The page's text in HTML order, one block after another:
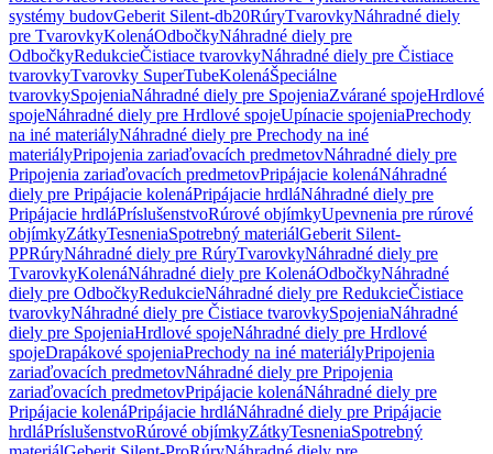
systémy budovGeberit Silent-db20RúryTvarovkyNáhradné diely
pre TvarovkyKolenáOdbočkyNáhradné diely pre
OdbočkyRedukcieČistiace tvarovkyNáhradné diely pre Čistiace
tvarovkyTvarovky SuperTubeKolenáŠpeciálne
tvarovkySpojeniaNáhradné diely pre SpojeniaZvárané spojeHrdlové
spojeNáhradné diely pre Hrdlové spojeUpínacie spojeniaPrechody
na iné materiályNáhradné diely pre Prechody na iné
materiályPripojenia zariaďovacích predmetovNáhradné diely pre
Pripojenia zariaďovacích predmetovPripájacie kolenáNáhradné
diely pre Pripájacie kolenáPripájacie hrdláNáhradné diely pre
Pripájacie hrdláPríslušenstvoRúrové objímkyUpevnenia pre rúrové
objímkyZátkyTesneniaSpotrebný materiálGeberit Silent-
PPRúryNáhradné diely pre RúryTvarovkyNáhradné diely pre
TvarovkyKolenáNáhradné diely pre KolenáOdbočkyNáhradné
diely pre OdbočkyRedukcieNáhradné diely pre RedukcieČistiace
tvarovkyNáhradné diely pre Čistiace tvarovkySpojeniaNáhradné
diely pre SpojeniaHrdlové spojeNáhradné diely pre Hrdlové
spojeDrapákové spojeniaPrechody na iné materiályPripojenia
zariaďovacích predmetovNáhradné diely pre Pripojenia
zariaďovacích predmetovPripájacie kolenáNáhradné diely pre
Pripájacie kolenáPripájacie hrdláNáhradné diely pre Pripájacie
hrdláPríslušenstvoRúrové objímkyZátkyTesneniaSpotrebný